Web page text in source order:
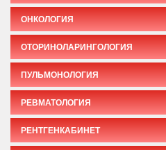
ОНКОЛОГИЯ
ОТОРИНОЛАРИНГОЛОГИЯ
ПУЛЬМОНОЛОГИЯ
РЕВМАТОЛОГИЯ
РЕНТГЕНКАБИНЕТ